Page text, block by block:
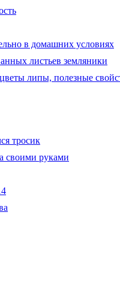
в домашних условиях
листьев земляники
липы, полезные
тросик
своими руками